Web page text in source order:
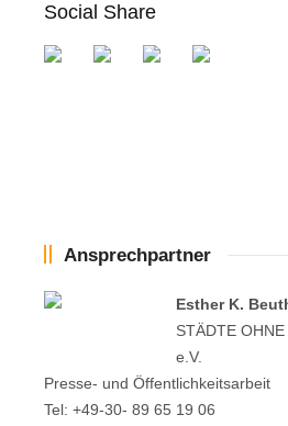
Social Share
Ansprechpartner
Esther K.
STÄDTE
e.V.
Presse- und Öffentlichkeitsarbeit
Tel: +49-30- 89 65 19 06